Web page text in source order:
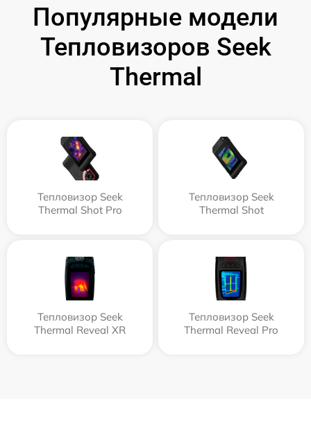
Популярные модели
Тепловизоров Seek
Thermal
Тепловизор Seek
Thermal Shot Pro
Тепловизор Seek
Thermal Shot
Тепловизор Seek
Thermal Reveal XR
Тепловизор Seek
Thermal Reveal Pro